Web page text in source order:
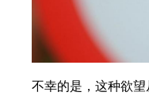
不幸的是，这种欲